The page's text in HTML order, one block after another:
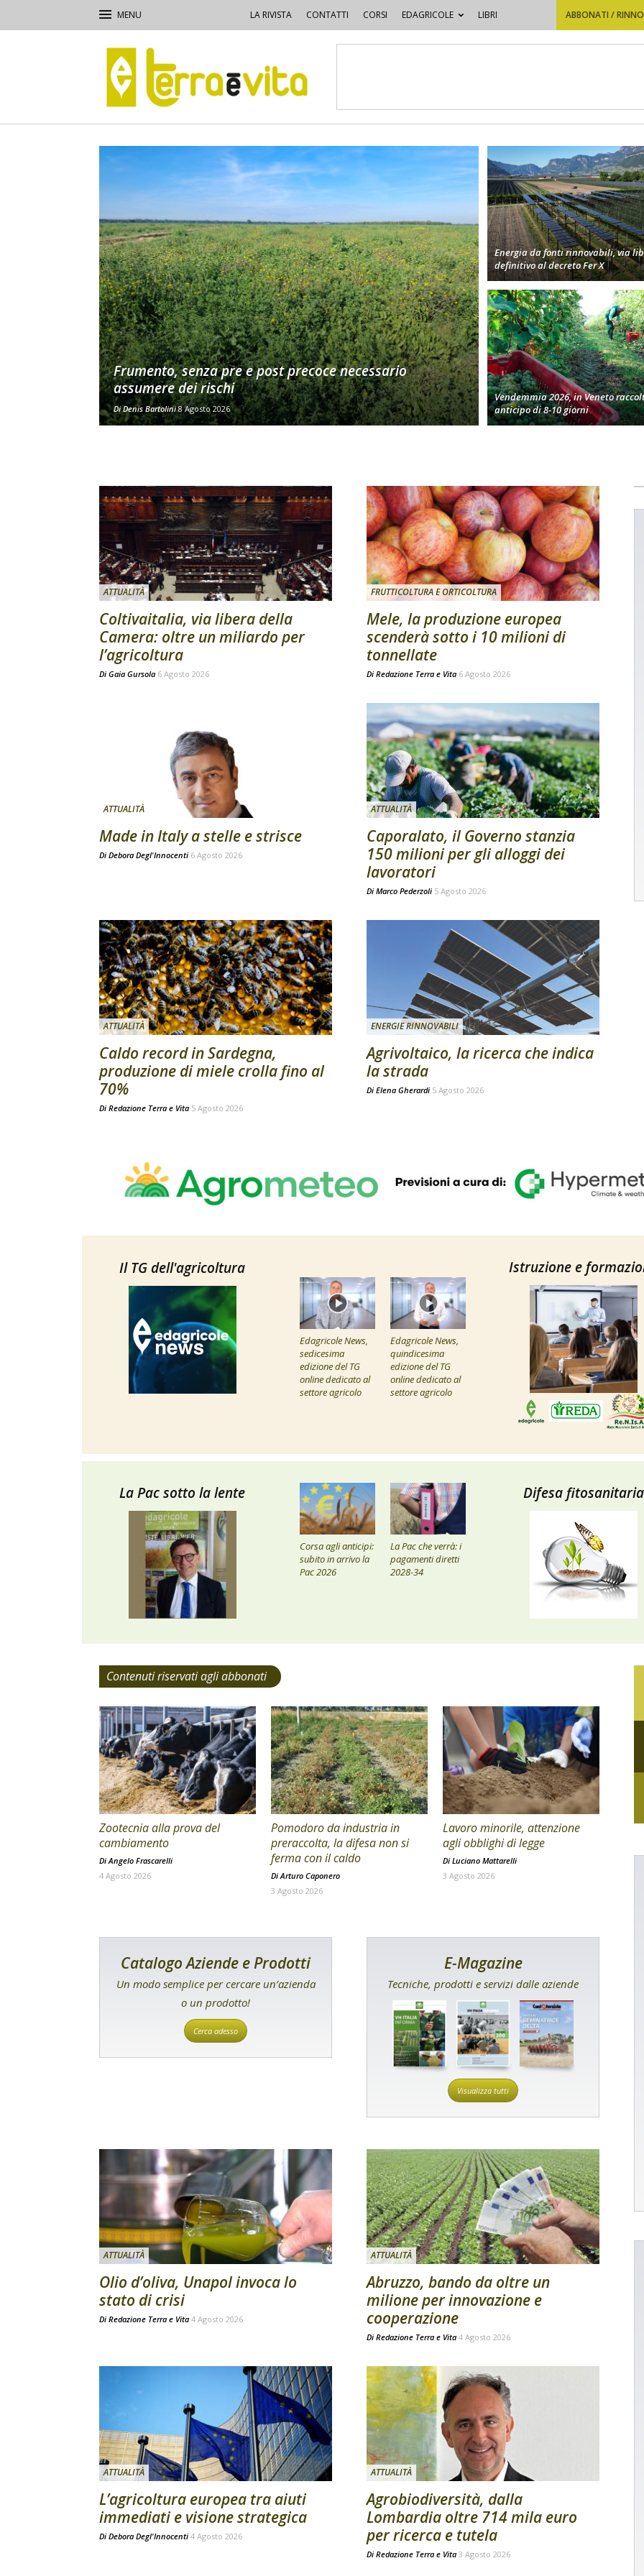
LA RIVISTA CONTATTI CORSI EDAGRICOLE LIBRI ABBONATI /
e
Vita
Frumento, senza pre e post precoce necessario
assumere dei rischi
DiDenis Bartolini 8 Agosto 2026
Energia da fonti rinnovabili, via
definitivo al decreto Fer X
Vendemmia 2026, in Veneto
anticipo di 8-10 giorni
ATTUALITÀ
Coltivaitalia, via libera della
Camera: oltre un miliardo per
l’agricoltura
Di Gaia Gursola 6 Agosto 2026
FRUTTICOLTURA E ORTICOLTURA
Mele, la produzione europea
scenderà sotto i 10 milioni di
tonnellate
Di Redazione Terra e Vita 6 Agosto 2026
ATTUALITÀ
Made in Italy a stelle e strisce
Di Debora Degl'Innocenti 6 Agosto 2026
ATTUALITÀ
Caporalato, il Governo stanzia
150 milioni per gli alloggi dei
lavoratori
Di Marco Pederzoli 5 Agosto 2026
ATTUALITÀ
Caldo record in Sardegna,
produzione di miele crolla fino al
70%
Di Redazione Terra e Vita 5 Agosto 2026
ENERGIE RINNOVABILI
Agrivoltaico, la ricerca che indica
la strada
Di Elena Gherardi 5 Agosto 2026
Il TG dell'agricoltura
Edagricole News,
sedicesima
edizione del TG
online dedicato al
settore agricolo
Edagricole News,
quindicesima
edizione del TG
online dedicato al
settore agricolo
Istruzione e
La Pac sotto la lente
Corsa agli anticipi:
subito in arrivo la
Pac 2026
La Pac che verrà: i
pagamenti diretti
2028-34
Difesa fitosanitaria
Contenuti riservati agli abbonati
Zootecnia alla prova del
cambiamento
Di Angelo Frascarelli
4 Agosto 2026
Pomodoro da industria in
preraccolta, la difesa non si
ferma con il caldo
Di Arturo Caponero
3 Agosto 2026
Lavoro minorile, attenzione
agli obblighi di legge
Di Luciano Mattarelli
3 Agosto 2026
Catalogo Aziende e Prodotti
Un modo semplice per cercare un’azienda
o un prodotto!
Cerca adesso
E-Magazine
Tecniche, prodotti e servizi dalle aziende
Visualizza tutti
ATTUALITÀ
Olio d’oliva, Unapol invoca lo
stato di crisi
Di Redazione Terra e Vita 4 Agosto 2026
ATTUALITÀ
Abruzzo, bando da oltre un
milione per innovazione e
cooperazione
Di Redazione Terra e Vita 4 Agosto 2026
ATTUALITÀ
L’agricoltura europea tra aiuti
immediati e visione strategica
Di Debora Degl'Innocenti 4 Agosto 2026
ATTUALITÀ
Agrobiodiversità, dalla
Lombardia oltre 714 mila euro
per ricerca e tutela
Di Redazione Terra e Vita 3 Agosto 2026